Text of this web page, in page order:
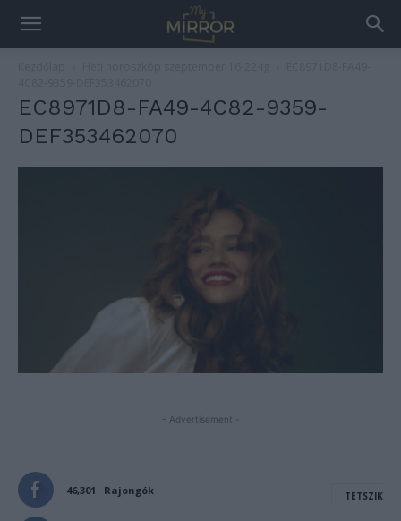
EC8971D8-FA49-4C82-9359-
DEF353462070
- Advertisement -
46,301 Rajongók TETSZIK